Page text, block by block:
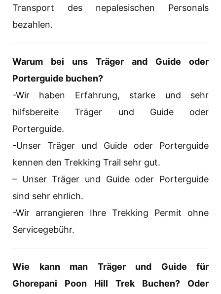
Transport des nepalesischen Personals
bezahlen.
Warum bei uns Träger and Guide oder
Porterguide buchen?
-Wir haben Erfahrung, starke und sehr
hilfsbereite Träger und Guide oder
Porterguide.
-Unser Träger und Guide oder Porterguide
kennen den Trekking Trail sehr gut.
– Unser Träger und Guide oder Porterguide
sind sehr ehrlich.
-Wir arrangieren Ihre Trekking Permit ohne
Servicegebühr.
Wie kann man Trägerund Guide für
Ghorepani Poon Hill Trek Buchen? Oder